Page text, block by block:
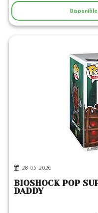
Porte-clés(3)
Editeurs
HACHETTE HEROES(1)
Disponible
28-05-2026
BIOSHOCK POP
DADDY